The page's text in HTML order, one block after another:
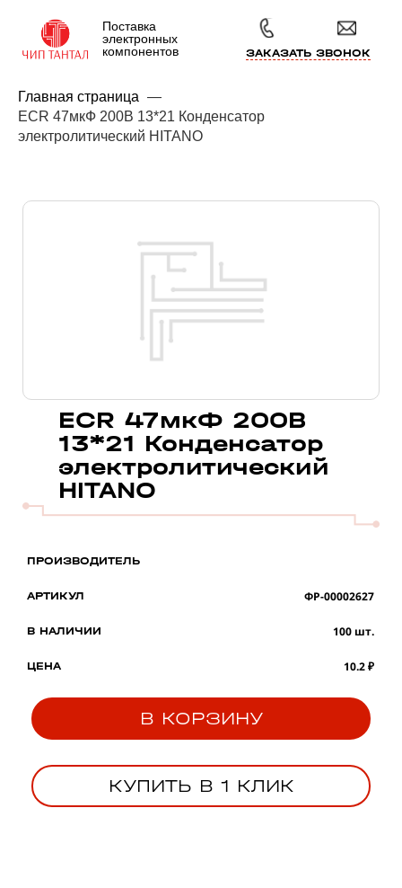
Поставка
электронных
компонентов
ЗАКАЗАТЬ ЗВОНОК
Главная страница —
ECR 47мкФ 200В 13*21 Конденсатор
электролитический HITANO
ECR 47мкФ 200В
13*21 Конденсатор
электролитический
HITANO
ПРОИЗВОДИТЕЛЬ
АРТИКУЛ ФР-00002627
В НАЛИЧИИ 100 шт.
ЦЕНА 10.2 ₽
В КОРЗИНУ
КУПИТЬ В 1 КЛИК